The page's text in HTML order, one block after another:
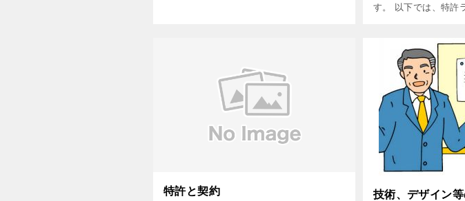
す。 以下では、特許
ー側の立場、ライセ
特許と契約 技術、デザイン